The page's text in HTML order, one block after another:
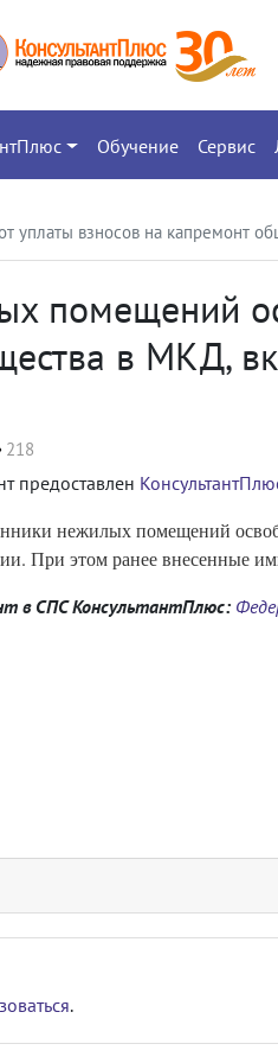
Обучение Сервис
взносов на капремонт
помещений
в МКД,
218
предоставлен
нежилых помещений
При этом ранее внесенные
в СПС КонсультантПлюс:
.